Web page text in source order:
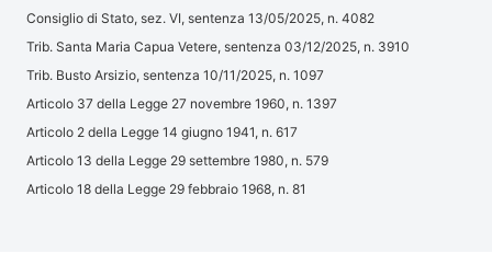
Consiglio di Stato, sez. VI, sentenza 13/05/2025, n. 4082
Trib. Santa Maria Capua Vetere, sentenza 03/12/2025, n. 3910
Trib. Busto Arsizio, sentenza 10/11/2025, n. 1097
Articolo 37 della Legge 27 novembre 1960, n. 1397
Articolo 2 della Legge 14 giugno 1941, n. 617
Articolo 13 della Legge 29 settembre 1980, n. 579
Articolo 18 della Legge 29 febbraio 1968, n. 81